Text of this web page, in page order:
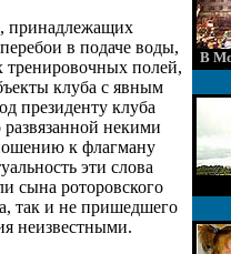
принадлежащих
в подаче воды,
тренировочных полей,
клуба с явным
президенту клуба
некими
к флагману
эти слова
сына роторовского
так и не пришедшего
неизвестными.
В